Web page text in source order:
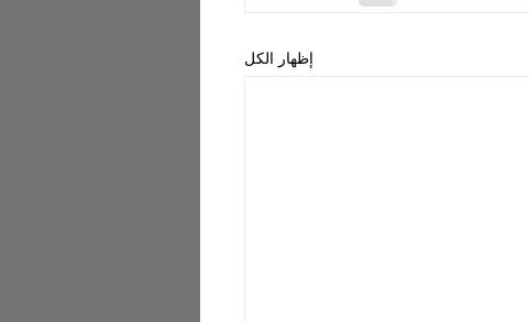
إظهار الكل